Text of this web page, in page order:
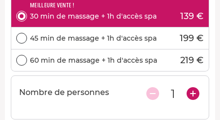
MEILLEURE VENTE !
30 min de massage + 1h d'accès spa 139 €
45 min de massage + 1h d'accès spa 199 €
60 min de massage + 1h d'accès spa 219 €
Nombre de personnes 1